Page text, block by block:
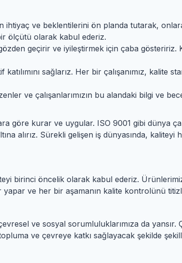
ihtiyaç ve beklentilerini ön planda tutarak,
ölçütü olarak kabul ederiz.
geçirir ve iyileştirmek için çaba gösteririz.
katılımını sağlarız. Her bir çalışanımız, kalite
ve çalışanlarımızın bu alandaki bilgi ve
göre kurar ve uygular. ISO 9001 gibi dünya
alırız. Sürekli gelişen iş dünyasında, kaliteyi
birinci öncelik olarak kabul ederiz.
ve her bir aşamanın kalite kontrolünü
ve sosyal sorumluluklarımıza da yansır.
ve çevreye katkı sağlayacak şekilde